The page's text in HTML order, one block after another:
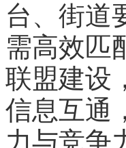
台、街道
需高效匹
联盟建设
信息互通
力与竞争